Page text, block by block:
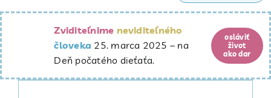
ako
Zviditeľnime neviditeľného
človeka 25. marca 2025 – na
Deň počatého dieťaťa.
osláviť
život
ako dar